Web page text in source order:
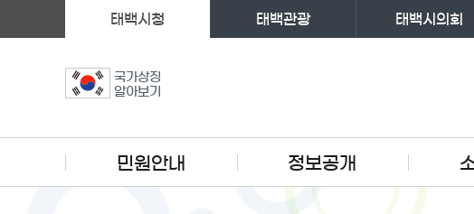
국가상징
알아보기
태백시청 태백관광 태백시의회
민원안내 정보공개